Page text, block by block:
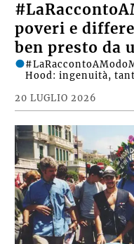
poveri e
ben presto da
20 LUGLIO 2026
Hood: ingenuità,